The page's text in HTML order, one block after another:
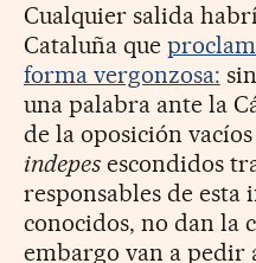
Cualquier salida
Cataluña que
forma vergonzosa:
una palabra ante la
de la oposición
indepesescondidos
responsables de esta
conocidos, no dan la
embargo van a pedir